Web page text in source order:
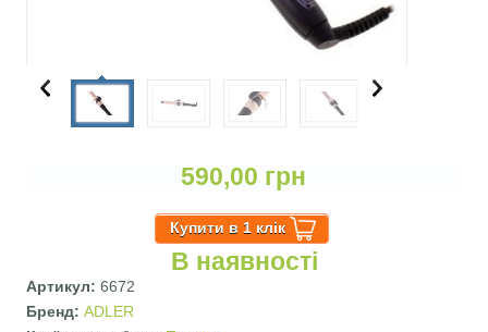
590,00 грн
В наявності
Артикул:6672
Бренд:ADLER